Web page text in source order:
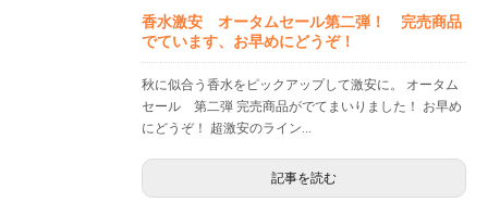
香水激安 オータムセール第二弾！ 完売商品
でています、お早めにどうぞ！
秋に似合う香水をピックアップして激安に。 オータム
セール 第二弾 完売商品がでてまいりました！ お早め
にどうぞ！ 超激安のライン...
記事を読む